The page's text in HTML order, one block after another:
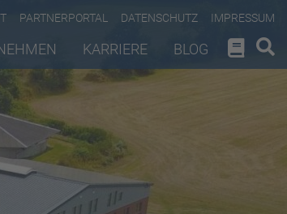
PARTNERPORTAL DATENSCHUTZ IMPRESSUM
KARRIERE BLOG